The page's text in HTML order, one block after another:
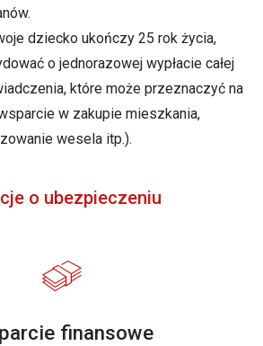
dziecko ukończy 25 rok życia,
o jednorazowej wypłacie całej
które może przeznaczyć na
w zakupie mieszkania,
wesela itp.).
o ubezpieczeniu
finansowe